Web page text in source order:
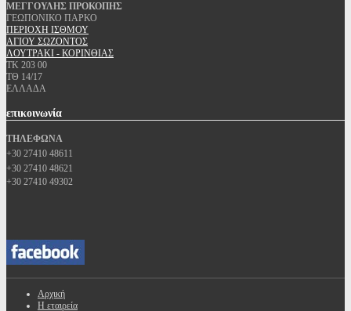
ΜΕΓΓΟΥΛΗΣ ΠΡΟΚΟΠΗΣ
ΓΕΩΠΟΝΙΚΟ ΠΑΡΚΟ
ΠΕΡΙΟΧΗ ΙΣΘΜΟΥ
ΑΓΙΟΥ ΣΩΖΟΝΤΟΣ
ΛΟΥΤΡΑΚΙ - ΚΟΡΙΝΘΙΑΣ
ΤΚ 203 00
ΤΘ 14/17
ΕΛΛΑΔΑ
επικοινωνία
ΤΗΛΕΦΩΝΑ
+30 27410 48611
+30 27410 48621
+30 27410 49302
Αρχική
Η εταιρεία